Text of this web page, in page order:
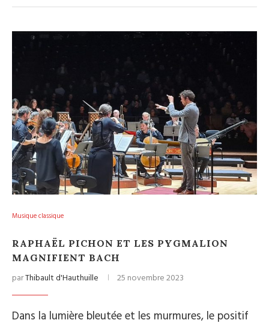
Musique classique
RAPHAËL PICHON ET LES PYGMALION
MAGNIFIENT BACH
parThibault d'Hauthuille 25 novembre 2023
Dans la lumière bleutée et les murmures, le positif